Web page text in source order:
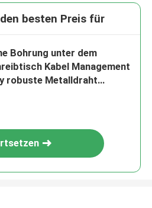
besten Preis für
Bohrung unter dem
Kabel Management
robuste Metalldraht